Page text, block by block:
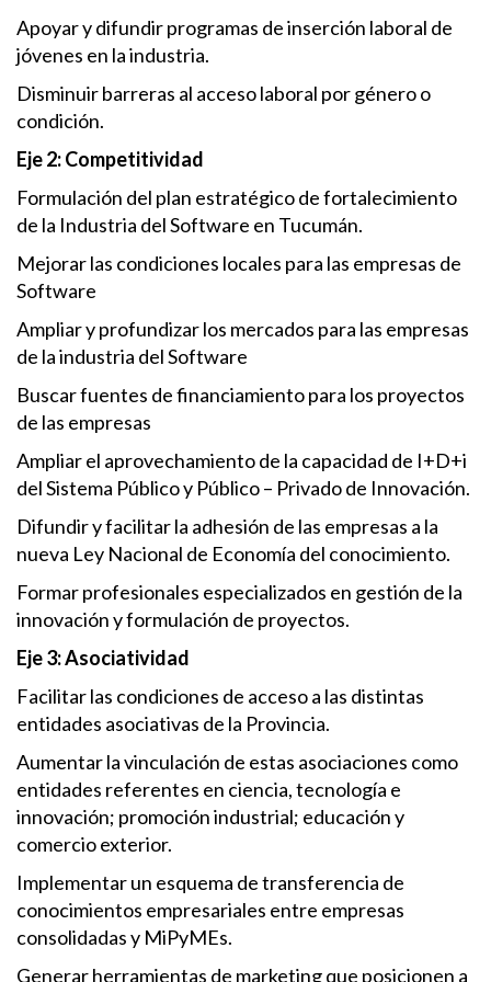
Apoyar y difundir programas de inserción laboral de
jóvenes en la industria.
Disminuir barreras al acceso laboral por género o
condición.
Eje 2: Competitividad
Formulación del plan estratégico de fortalecimiento
de la Industria del Software en Tucumán.
Mejorar las condiciones locales para las empresas de
Software
Ampliar y profundizar los mercados para las empresas
de la industria del Software
Buscar fuentes de financiamiento para los proyectos
de las empresas
Ampliar el aprovechamiento de la capacidad de I+D+i
del Sistema Público y Público – Privado de Innovación.
Difundir y facilitar la adhesión de las empresas a la
nueva Ley Nacional de Economía del conocimiento.
Formar profesionales especializados en gestión de la
innovación y formulación de proyectos.
Eje 3: Asociatividad
Facilitar las condiciones de acceso a las distintas
entidades asociativas de la Provincia.
Aumentar la vinculación de estas asociaciones como
entidades referentes en ciencia, tecnología e
innovación; promoción industrial; educación y
comercio exterior.
Implementar un esquema de transferencia de
conocimientos empresariales entre empresas
consolidadas y MiPyMEs.
Generar herramientas de marketing que posicionen a